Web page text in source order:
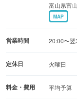
富山県富
MAP
営業時間 20:00〜翌
定休日 火曜日
料金・費用 平均予算